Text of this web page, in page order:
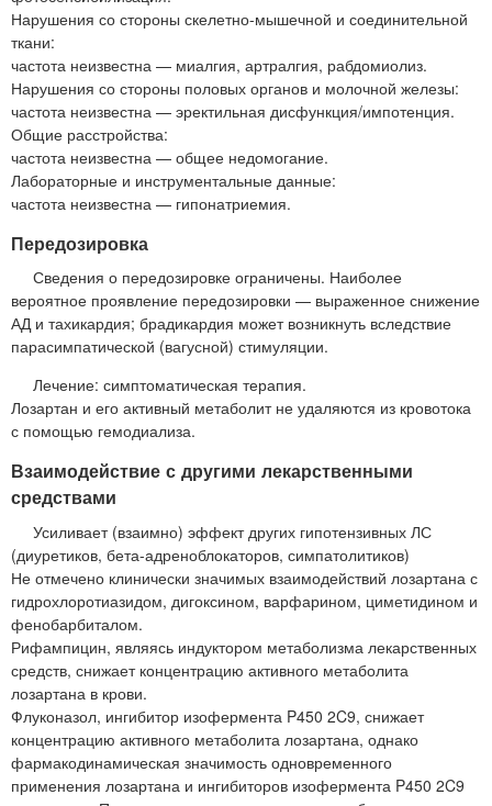
Нарушения со стороны скелетно-мышечной и соединительной
ткани:
частота неизвестна — миалгия, артралгия, рабдомиолиз.
Нарушения со стороны половых органов и молочной железы:
частота неизвестна — эректильная дисфункция/импотенция.
Общие расстройства:
частота неизвестна — общее недомогание.
Лабораторные и инструментальные данные:
частота неизвестна — гипонатриемия.
Передозировка
Сведения о передозировке ограничены. Наиболее
вероятное проявление передозировки — выраженное снижение
АД и тахикардия; брадикардия может возникнуть вследствие
парасимпатической (вагусной) стимуляции.
Лечение: симптоматическая терапия.
Лозартан и его активный метаболит не удаляются из кровотока
с помощью гемодиализа.
Взаимодействие с другими лекарственными
средствами
Усиливает (взаимно) эффект других гипотензивных ЛС
(диуретиков, бета-адреноблокаторов, симпатолитиков)
Не отмечено клинически значимых взаимодействий лозартана с
гидрохлоротиазидом, дигоксином, варфарином, циметидином и
фенобарбиталом.
Рифампицин, являясь индуктором метаболизма лекарственных
средств, снижает концентрацию активного метаболита
лозартана в крови.
Флуконазол, ингибитор изофермента P450 2C9, снижает
концентрацию активного метаболита лозартана, однако
фармакодинамическая значимость одновременного
применения лозартана и ингибиторов изофермента P450 2C9